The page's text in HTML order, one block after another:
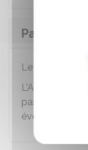
Payer les
Le contrôle
L'Assurance
pas en charge
éventuels